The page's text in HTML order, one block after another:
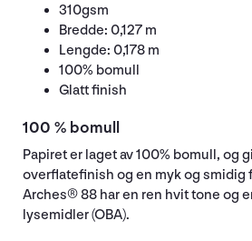
310gsm
Bredde: 0,127 m
Lengde: 0,178 m
100% bomull
Glatt finish
100 % bomull
Papiret er laget av 100% bomull, og
overflatefinish og en myk og smidig
Arches® 88 har en ren hvit tone og
lysemidler (OBA).